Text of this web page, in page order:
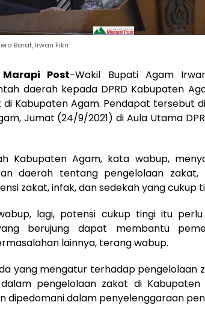
Barat, Irwan Fikri.
Marapi Post-Wakil Bupati Agam
daerah kepada DPRD Kabupaten
di Kabupaten Agam. Pendapat tersebut
Jumat (24/9/2021) di Aula Utama
Kabupaten Agam, kata wabup,
daerah tentang pengelolaan zakat,
zakat, infak, dan sedekah yang cukup
lagi, potensi cukup tingi itu
berujung dapat membantu
lainnya, terang wabup.
yang mengatur terhadap pengelolaan
pengelolaan zakat di
dipedomani dalam penyelenggaraan